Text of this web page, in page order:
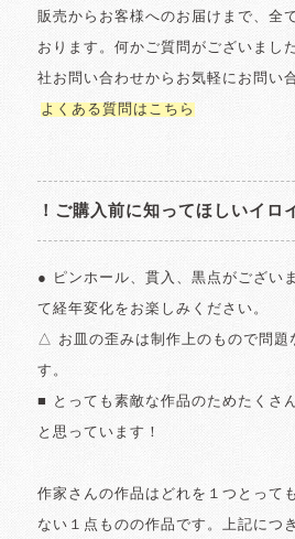
販売からお客様へのお届けまで、全
おります。何かご質問がございまし
社お問い合わせからお気軽にお問い
よくある質問はこちら
！ご購入前に知ってほしいイロ
● ピンホール、貫入、黒点がござい
て経年変化をお楽しみください。
△ お皿の歪みは制作上のもので問題
す。
■ とっても素敵な作品のためたくさ
と思っています！
作家さんの作品はどれを１つとって
ない１点ものの作品です。上記につ